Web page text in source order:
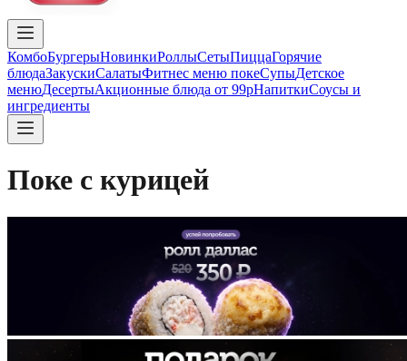
КомбоБургерыНовинкиРоллыСетыПиццаГорячие
блюдаЗакускиСалатыФитнес меню покеСупыДетское
менюДесертыАкционные блюда от 99рНапиткиСоусы и
ингредиенты
Поке с курицей